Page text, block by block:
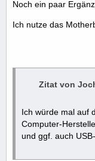
Noch ein paar
Ich nutze das
Zitat von
Ich würde mal auf
Computer-
und ggf. auch